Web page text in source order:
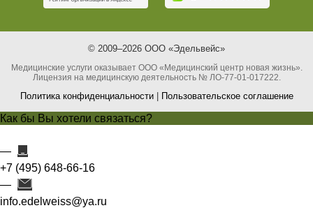
© 2009–2026 ООО «Эдельвейс»
Медицинские услуги оказывает ООО «Медицинский центр новая жизнь».
Лицензия на медицинскую деятельность № ЛО-77-01-017222.
Политика конфиденциальности Пользовательское соглашение
Как бы Вы хотели связаться?
+7 (495) 648-66-16
info.edelweiss@ya.ru